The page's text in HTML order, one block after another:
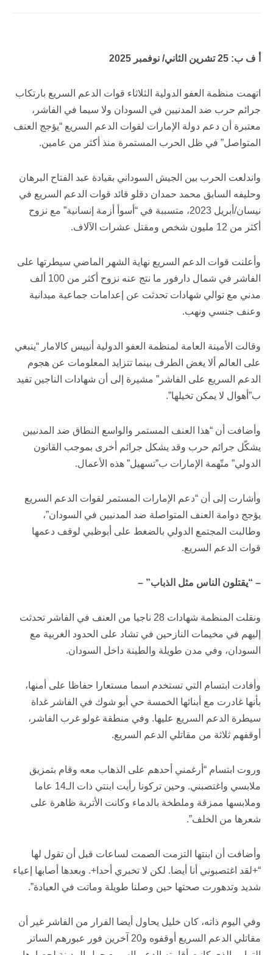
أ ف ب: 25 تشرين الثاني/ نوفمبر 2025
اتهمت منظمة العفو الدولية الثلاثاء قوات الدعم السريع بارتكاب
جرائم حرب ضد المدنيين في السودان ولا سيما في الفاشر،
معتبرة أن دعم دولة الإمارات لقوات الدعم السريع “يؤجج العنف
المتواصل” في ظل الحرب المستمرة منذ أكثر من عامين.
واندلعت الحرب بين الجيش السوداني بقيادة عبد الفتاح البرهان
وحليفه السابق محمد حمدان دقلو قائد قوات الدعم السريع في
نيسان/أبريل 2023، متسببة في “أسوأ أزمة إنسانية” مع نزوح
أكثر من 12 مليون شخص ومقتل عشرات الآلاف.
وأعلنت قوات الدعم السريع نهاية الشهر الماضي سيطرتها على
الفاشر في شمال دارفور ما نتج عنه نزوح أكثر من 100 ألف
مدني مع توالي شهادات تحدثت عن إعدامات جماعية ميدانية
وعنف جنسي ونهب.
وقالت الأمينة العامة لمنظمة العفو الدولية أنييس كالامار “ينبغي
على العالم ألا يغض الطرف بينما تتزايد المعلومات عن هجوم
الدعم السريع على الفاشر” مشيرة إلى أن شهادات الناجين تفيد
ب”أهوال لا يمكن تخيلها”.
وأضافت أن “هذا العنف المستمر والواسع النطاق ضد المدنيين
يشكّل جرائم حرب وقد يشكل جرائم أخرى بموجب القانون
الدولي” متّهمة الإمارات ب”تسهيل” هذه الأعمال.
وأشارت إلى أن “دعم الإمارات المستمر لقوات الدعم السريع
يؤجج دوامة العنف المتواصلة ضد المدنيين في السودان”،
وطالبت المجتمع الدولي بالضغط على أبوظبي لوقف دعمها
قوات الدعم السريع.
– “يقتلون الناس مثل الذباب” –
ونقلت المنظمة شهادات 28 ناجيا من العنف في الفاشر تحدثت
إليهم في مخيمات النازحين في تشاد على الحدود الغربية مع
السودان، وفي مدن طويلة والطينة داخل السودان.
وأفادت ابتسام التي تستخدم اسما مستعارا حفاظا على أمنها،
بأنها غادرت مع أبنائها الخمسة حي أبو شوك في الفاشر غداة
سيطرة الدعم السريع عليها. وفي منطقة غولو غرب الفاشر،
أوقفهم ثلاثة من مقاتلي الدعم السريع.
وروت ابتسام “أرغمني أحدهم على الذهاب معه وقام بتمزيق
ملابسي واغتصبني. وحين تركونا رأيت ابنتي ذات الـ14 عاما
وملابسها ممزقة وملطخة بالدماء وكانت الأتربة ظاهرة على
شعرها من الخلف”.
وأضافت أن ابنتها التزمت الصمت لساعات قبل أن تقول لها
“+لقد اغتصبوني أنا أيضا. لكن لا تخبري أحدا+. وبعدها أصابها إعياء
شديد وتدهورت صحتها حين وصلنا طويلة وماتت في العيادة”.
وفي اليوم ذاته، كان خليل يحاول أيضا الفرار من الفاشر غير أن
مقاتلي الدعم السريع أوقفوه و20 آخرين فور عبورهم الساتر